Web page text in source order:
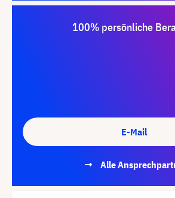
100% persönliche
E-Mail
Alle